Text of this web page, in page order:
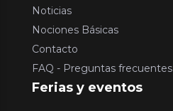
Noticias
Nociones Básicas
Contacto
FAQ - Preguntas frecuentes
Ferias y eventos